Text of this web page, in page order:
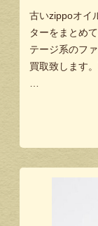
古いzippoオイ
ターをまとめ
テージ系のフ
買取致します